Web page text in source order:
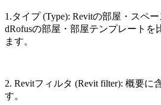
1.タイプ (Type): Revitの部屋・スペ
dRofusの部屋・部屋テンプレートを
ます。
2. Revitフィルタ (Revit filter): 概要に
す。